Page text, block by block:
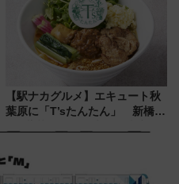
【駅ナカグルメ】エキュート秋
葉原に「T’sたんたん」 新橋に
たまご」新グルメ続々登場！
【2026年8月】